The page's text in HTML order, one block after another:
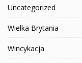
Uncategorized
Wielka Brytania
Wincykacja